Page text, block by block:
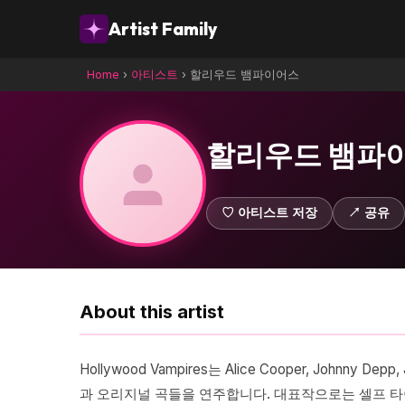
Artist Family
Home › 아티스트 › 할리우드 뱀파이어스
할리우드 뱀파
♡ 아티스트 저장 ↗ 공유
About this artist
Hollywood Vampires는 Alice Cooper, Johnny
과 오리지널 곡들을 연주합니다. 대표작으로는 셀프